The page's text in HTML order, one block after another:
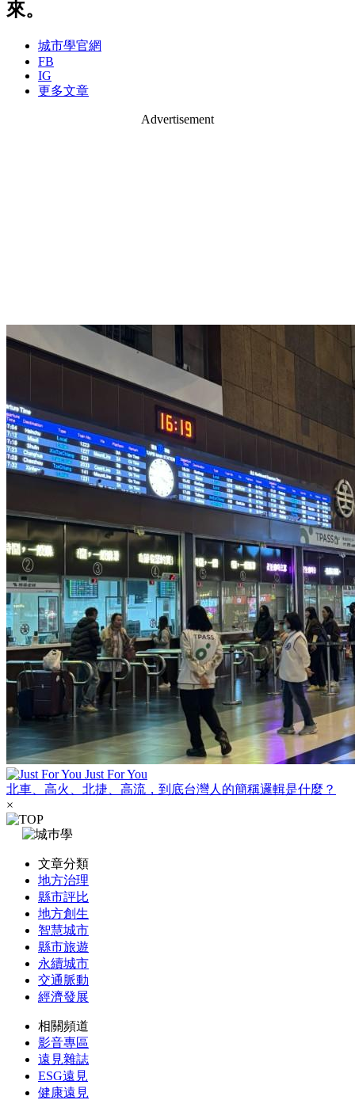
來。
城市學官網
FB
IG
更多文章
Advertisement
Just For You
北車、高火、北捷、高流，到底台灣人的簡稱邏輯是什麼？
×
文章分類
地方治理
縣市評比
地方創生
智慧城市
縣市旅遊
永續城市
交通脈動
經濟發展
相關頻道
影音專區
遠見雜誌
ESG遠見
健康遠見